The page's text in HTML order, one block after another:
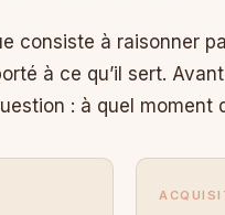
consiste à raisonner
à ce qu’il sert.
: à quel